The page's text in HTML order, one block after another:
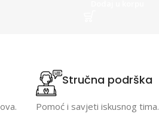
Stručna podrška
Pomoć i savjeti iskusnog tima.